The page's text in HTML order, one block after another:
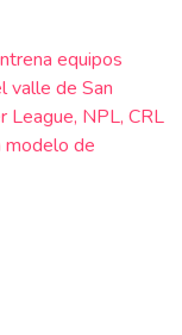
equipos
valle de San
League, NPL, CRL
modelo de